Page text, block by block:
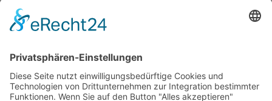
Thomas Salchow „Ich liebe es, wenn ein Plan
dann freue ich mich auf die Herausforderung“
Ich habe nach meiner Ausbil­dung und dem
Studium zum Diplom-Orga­ni­sa­ti­ons­kauf­mann